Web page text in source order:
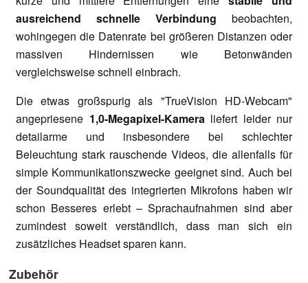
ausreichend schnelle Verbindung beobachten,
wohingegen die Datenrate bei größeren Distanzen oder
massiven Hindernissen wie Betonwänden
vergleichsweise schnell einbrach.
Die etwas großspurig als "TrueVision HD-Webcam"
angepriesene 1,0-Megapixel-Kameraliefert leider nur
detailarme und insbesondere bei schlechter
Beleuchtung stark rauschende Videos, die allenfalls für
simple Kommunikationszwecke geeignet sind. Auch bei
der Soundqualität des integrierten Mikrofons haben wir
schon Besseres erlebt – Sprachaufnahmen sind aber
zumindest soweit verständlich, dass man sich ein
zusätzliches Headset sparen kann.
Zubehör